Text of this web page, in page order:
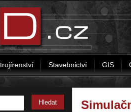
Stavebnictví GIS